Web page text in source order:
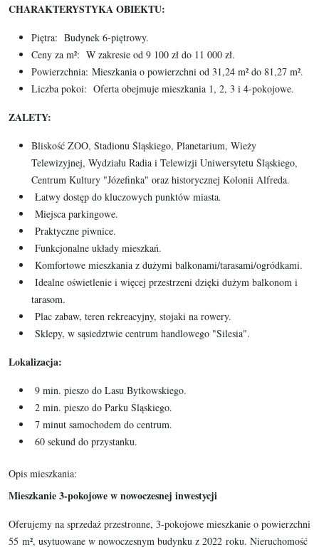
CHARAKTERYSTYKA OBIEKTU:
Piętra: Budynek 6-piętrowy.
Ceny za m²: W zakresie od 9 100 zł do 11 000 zł.
Powierzchnia: Mieszkania o powierzchni od 31,24 m² do 81,27 m².
Liczba pokoi: Oferta obejmuje mieszkania 1, 2, 3 i 4-pokojowe.
ZALETY:
Bliskość ZOO, Stadionu Śląskiego, Planetarium, Wieży
Telewizyjnej, Wydziału Radia i Telewizji Uniwersytetu Śląskiego,
Centrum Kultury "Józefinka" oraz historycznej Kolonii Alfreda.
Łatwy dostęp do kluczowych punktów miasta.
Miejsca parkingowe.
Praktyczne piwnice.
Funkcjonalne układy mieszkań.
Komfortowe mieszkania z dużymi balkonami/tarasami/ogródkami.
Idealne oświetlenie i więcej przestrzeni dzięki dużym balkonom i
tarasom.
Plac zabaw, teren rekreacyjny, stojaki na rowery.
Sklepy, w sąsiedztwie centrum handlowego "Silesia".
Lokalizacja:
9 min. pieszo do Lasu Bytkowskiego.
2 min. pieszo do Parku Śląskiego.
7 minut samochodem do centrum.
60 sekund do przystanku.
Opis mieszkania:
Mieszkanie 3-pokojowe w nowoczesnej inwestycji
Oferujemy na sprzedaż przestronne, 3-pokojowe mieszkanie o powierzchni
55 m², usytuowane w nowoczesnym budynku z 2022 roku. Nieruchomość